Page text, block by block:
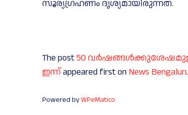
സൂര്യഗ്രഹണം ദൃശ്യമായിരുന്നത്.
The post50
ഇന്ന്appeared first on News
Powered byWPeMatico